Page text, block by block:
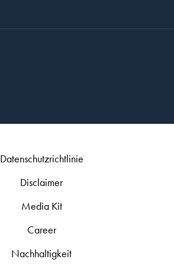
Datenschutzrichtlinie
Disclaimer
Media Kit
Career
Nachhaltigkeit